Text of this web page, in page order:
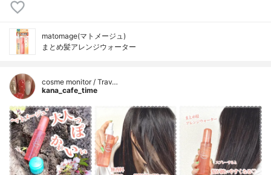
matomage(マトメージュ)
まとめ髪アレンジウォーター
cosme monitor / Trav…
kana_cafe_time